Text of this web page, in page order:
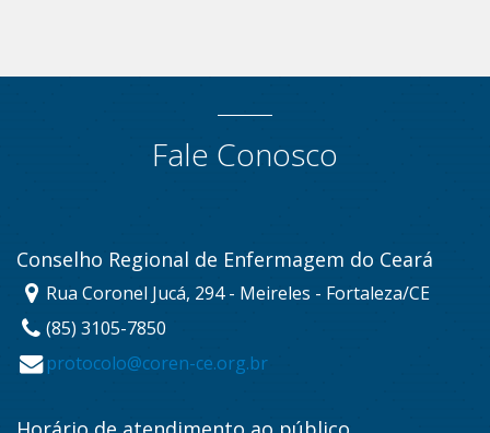
Fale Conosco
Conselho Regional de Enfermagem do Ceará
Rua Coronel Jucá, 294 - Meireles - Fortaleza/CE
(85) 3105-7850
protocolo@coren-ce.org.br